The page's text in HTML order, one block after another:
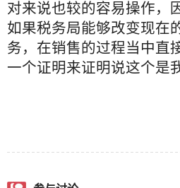
对来说也较的容易操作，
如果税务局能够改变现在
务，在销售的过程当中直
一个证明来证明说这个是